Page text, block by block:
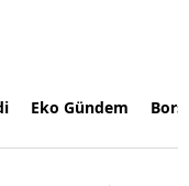
Eko Gündem